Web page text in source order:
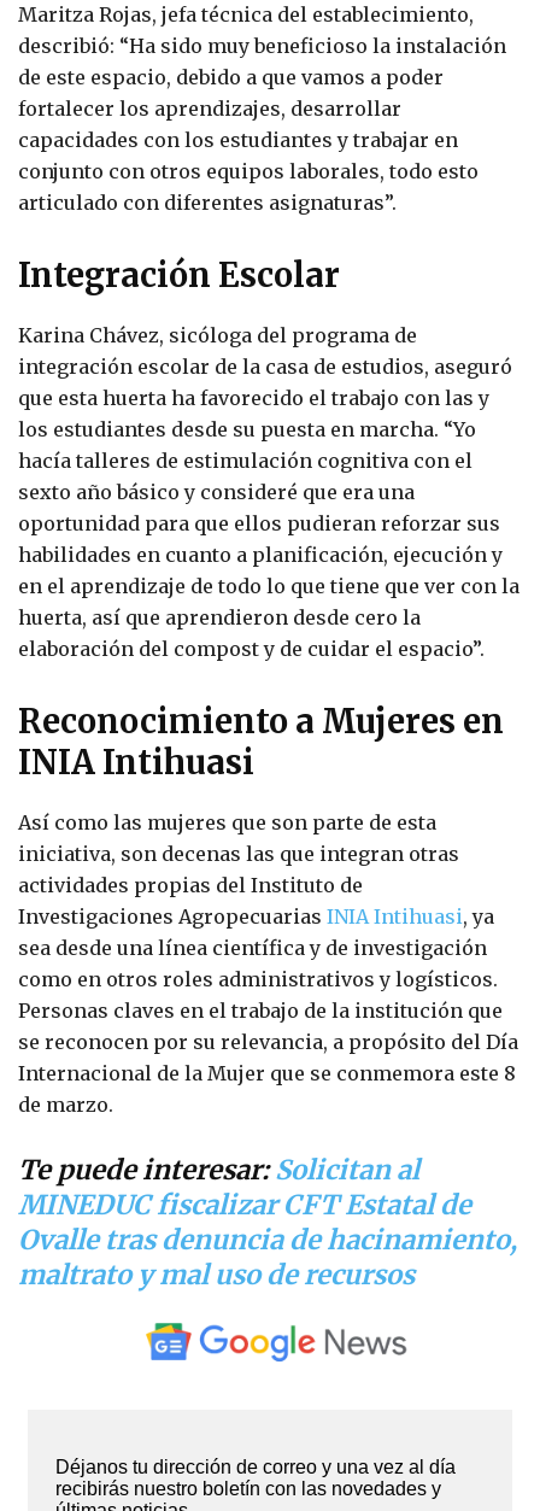
Maritza Rojas, jefa técnica del establecimiento,
describió: “Ha sido muy beneficioso la instalación
de este espacio, debido a que vamos a poder
fortalecer los aprendizajes, desarrollar
capacidades con los estudiantes y trabajar en
conjunto con otros equipos laborales, todo esto
articulado con diferentes asignaturas”.
Integración Escolar
Karina Chávez, sicóloga del programa de
integración escolar de la casa de estudios, aseguró
que esta huerta ha favorecido el trabajo con las y
los estudiantes desde su puesta en marcha. “Yo
hacía talleres de estimulación cognitiva con el
sexto año básico y consideré que era una
oportunidad para que ellos pudieran reforzar sus
habilidades en cuanto a planificación, ejecución y
en el aprendizaje de todo lo que tiene que ver con la
huerta, así que aprendieron desde cero la
elaboración del compost y de cuidar el espacio”.
Reconocimiento a Mujeres en
INIA Intihuasi
Así como las mujeres que son parte de esta
iniciativa, son decenas las que integran otras
actividades propias del Instituto de
Investigaciones Agropecuarias INIA Intihuasi, ya
sea desde una línea científica y de investigación
como en otros roles administrativos y logísticos.
Personas claves en el trabajo de la institución que
se reconocen por su relevancia, a propósito del Día
Internacional de la Mujer que se conmemora este 8
de marzo.
Te puede interesar:Solicitan al
MINEDUC fiscalizar CFT Estatal de
Ovalle tras denuncia de hacinamiento,
maltrato y mal uso de recursos